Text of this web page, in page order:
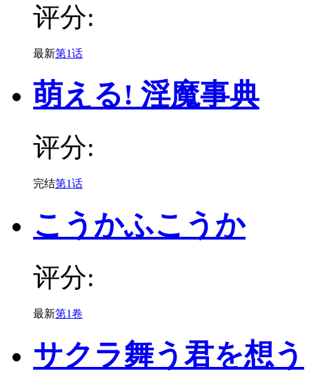
评分:
最新第1话
萌える! 淫魔事典
评分:
完结第1话
こうかふこうか
评分:
最新第1卷
サクラ舞う君を想う